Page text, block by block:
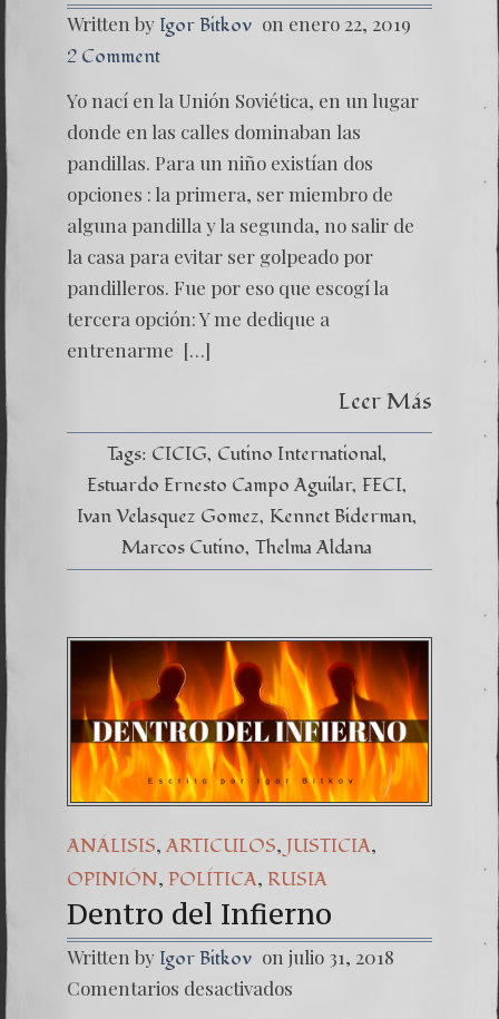
Written by Igor Bitkov on enero 22, 2019
2 Comment
Yo nací en la Unión Soviética, en un lugar
donde en las calles dominaban las
pandillas. Para un niño existían dos
opciones : la primera, ser miembro de
alguna pandilla y la segunda, no salir de
la casa para evitar ser golpeado por
pandilleros. Fue por eso que escogí la
tercera opción: Y me dedique a
entrenarme […]
Leer Más
Tags: CICIG Cutino International
Estuardo Ernesto Campo Aguilar FECI
Ivan Velasquez Gomez Kennet Biderman
Marcos Cutino Thelma Aldana
ANÁLISIS, ARTICULOS, JUSTICIA,
OPINIÓN, POLÍTICA, RUSIA
Dentro del Infierno
Written by Igor Bitkov on julio 31, 2018
Comentarios desactivados